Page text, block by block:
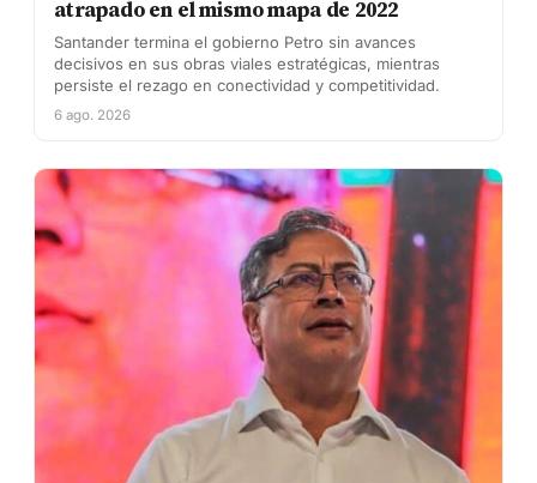
atrapado en el mismo mapa de 2022
Santander termina el gobierno Petro sin avances
decisivos en sus obras viales estratégicas, mientras
persiste el rezago en conectividad y competitividad.
6 ago. 2026